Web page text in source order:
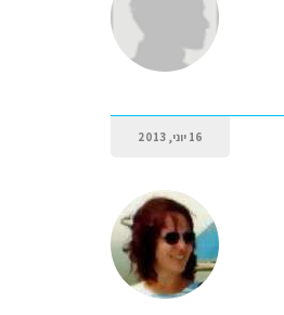
16 יוני, 2013